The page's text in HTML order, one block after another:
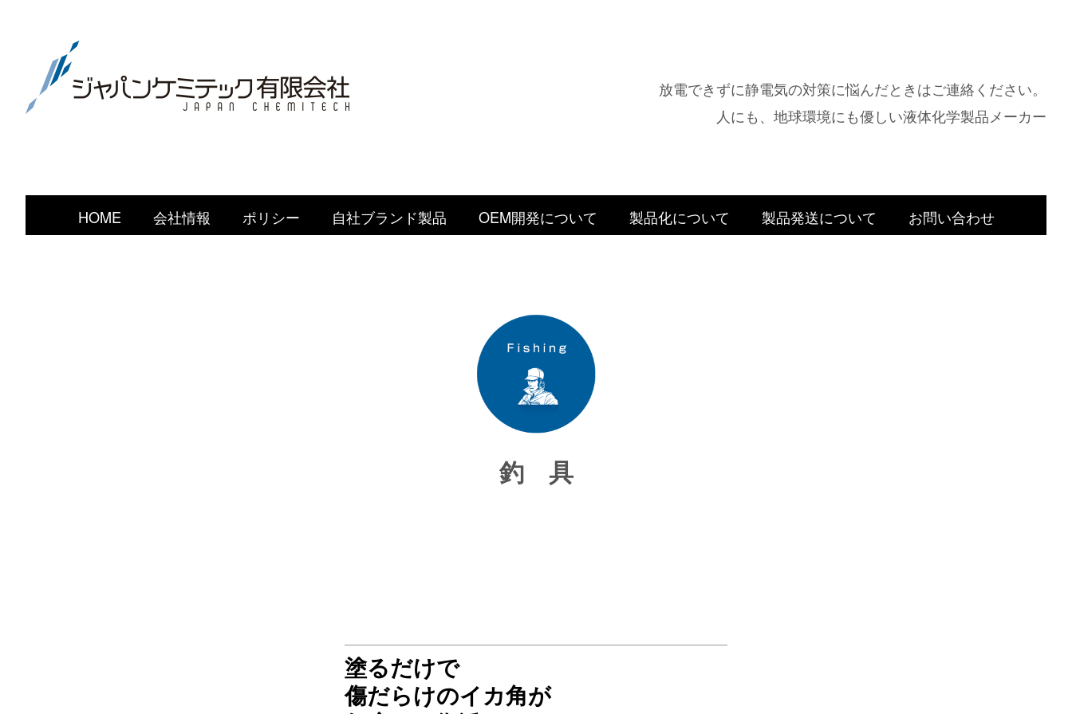
放電できずに静電気の対策に悩んだときはご連絡ください。
人にも、地球環境にも優しい液体化学製品メーカー
HOME 会社情報 ポリシー 自社ブランド製品 OEM開発について 製品化について 製品発送について お問い合わせ
釣 具
塗るだけで
傷だらけのイカ角が